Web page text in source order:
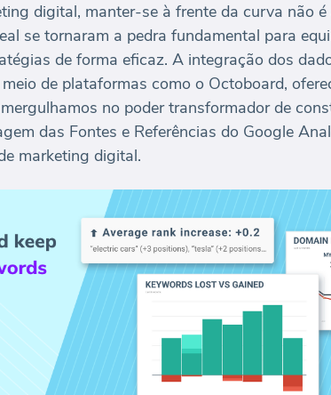
digital, manter-se à frente da curva não
se tornaram a pedra fundamental para
de forma eficaz. A integração dos
de plataformas como o Octoboard,
no poder transformador de
das Fontes e Referências do Google
marketing digital.